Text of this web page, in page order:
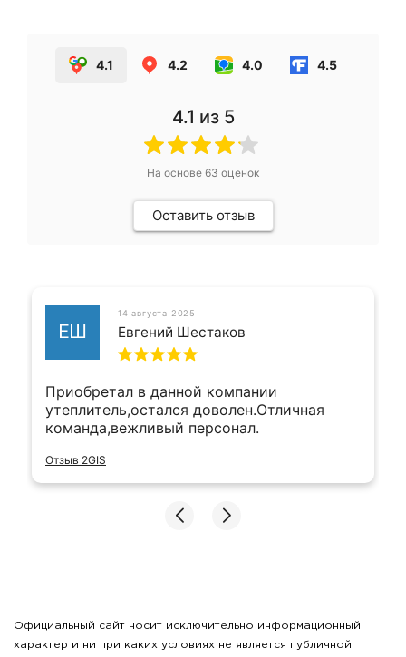
4.1 4.2 4.0 4.5
4.1 из 5
На основе 63 оценок
Оставить отзыв
ЕШ
14 августа 2025
Евгений Шестаков
Приобретал в данной компании
утеплитель,остался доволен.Отличная
команда,вежливый персонал.
Отзыв 2GIS
Официальный сайт носит исключительно информационный
характер и ни при каких условиях не является публичной